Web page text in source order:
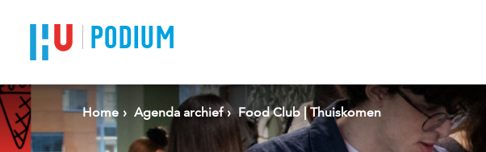
PODIUM
Home Agenda archief Food Club | Thuiskomen